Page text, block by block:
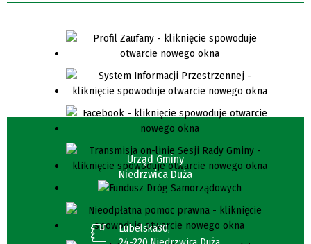
Urząd Gminy
Niedrzwica Duża
Lubelska30,